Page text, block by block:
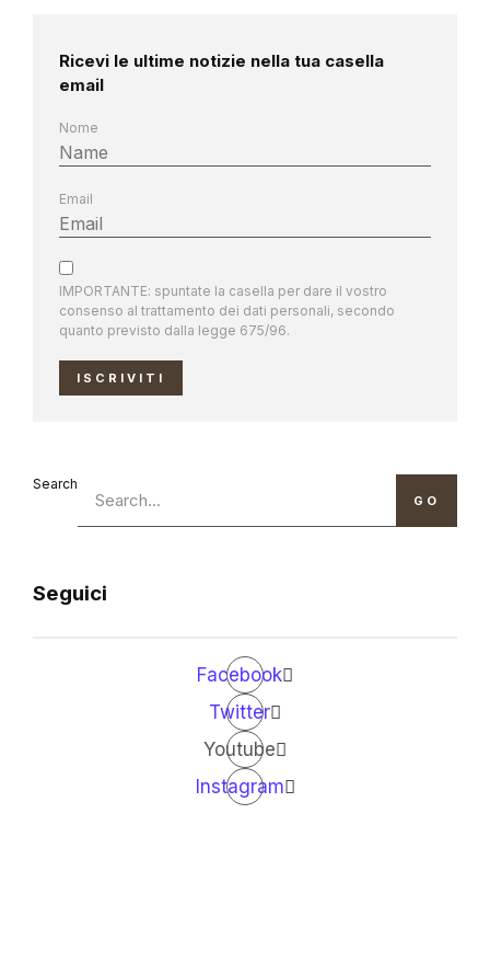
Ricevi le ultime notizie nella tua casella
email
Nome
Email
IMPORTANTE: spuntate la casella per dare il vostro
consenso al trattamento dei dati personali, secondo
quanto previsto dalla legge 675/96.
ISCRIVITI
Search
GO
Seguici
Facebook
Twitter
Youtube
Instagram